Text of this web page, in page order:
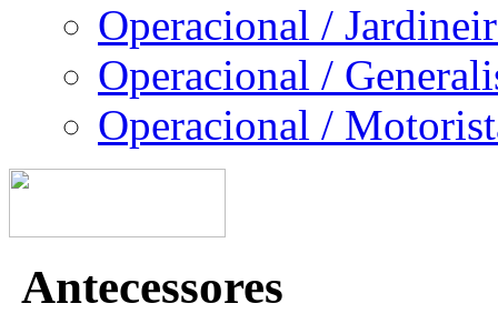
Operacional /
Operacional /
Operacional /
Antecessores